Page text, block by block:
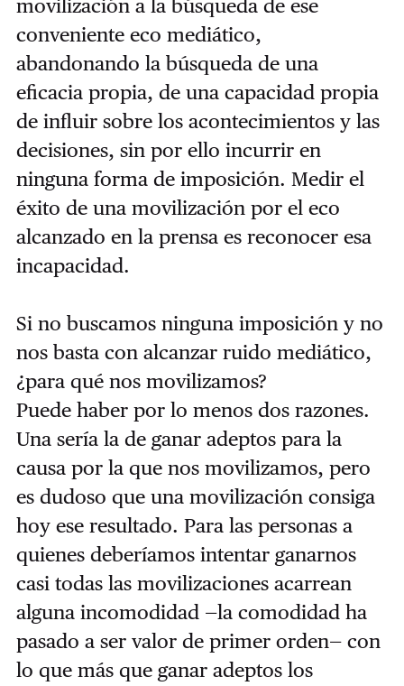
movilización a la búsqueda de ese
conveniente eco mediático,
abandonando la búsqueda de una
eficacia propia, de una capacidad propia
de influir sobre los acontecimientos y las
decisiones, sin por ello incurrir en
ninguna forma de imposición. Medir el
éxito de una movilización por el eco
alcanzado en la prensa es reconocer esa
incapacidad.
Si no buscamos ninguna imposición y no
nos basta con alcanzar ruido mediático,
¿para qué nos movilizamos?
Puede haber por lo menos dos razones.
Una sería la de ganar adeptos para la
causa por la que nos movilizamos, pero
es dudoso que una movilización consiga
hoy ese resultado. Para las personas a
quienes deberíamos intentar ganarnos
casi todas las movilizaciones acarrean
alguna incomodidad —la comodidad ha
pasado a ser valor de primer orden— con
lo que más que ganar adeptos los